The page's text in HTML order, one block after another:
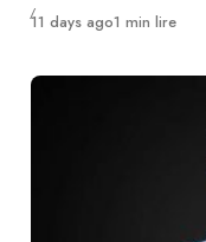
Publié
11 days ago1 min lire